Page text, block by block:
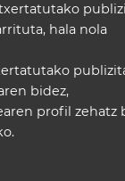
hala nola
bidez,
profil zehatz